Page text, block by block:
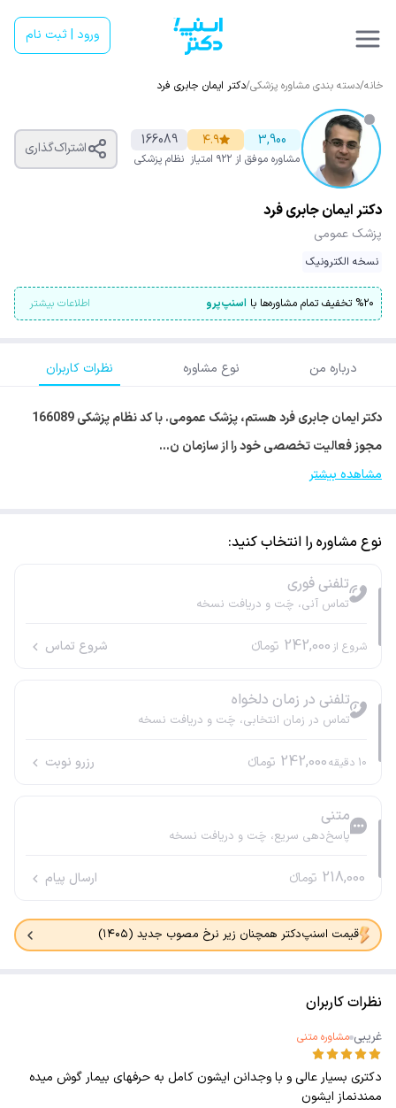
ورود | ثبت نام
خانه/دسته بندی مشاوره پزشکی/دکتر ایمان جابری فرد
3,900
مشاوره موفق
۴.۹
از ۹۲۲ امتیاز
166089
نظام پزشکی
اشتراک‌گذاری
دکتر ایمان جابری فرد
پزشک عمومی
نسخه الکترونیک
%۲۰ تخفیف تمام مشاوره‌ها با اسنپ‌پرو اطلاعات بیشتر
درباره من نوع مشاوره نظرات کاربران
دکتر ایمان جابری فرد هستم، پزشک عمومی. با کد نظام پزشکی 166089
مجوز فعالیت تخصصی خود را از سازمان ن…
مشاهده بیشتر
نوع مشاوره را انتخاب کنید:
تلفنی فوری
تماس آنی، چَت و دریافت نسخه
شروع از 242,000 تومانء شروع تماس
تلفنی در زمان دلخواه
تماس در زمان انتخابی، چَت و دریافت نسخه
10 دقیقه242,000 تومانء رزرو نوبت
متنی
پاسخ‌دهی سریع، چَت و دریافت نسخه
218,000 تومانء ارسال پیام
قیمت اسنپ‌دکتر همچنان زیر نرخ مصوب جدید (۱۴۰۵)
نظرات کاربران
غریبی مشاوره متنی
دکتری بسیار عالی و با وجدانن ایشون کامل به حرفهای بیمار گوش میده
ممندنماز ایشون